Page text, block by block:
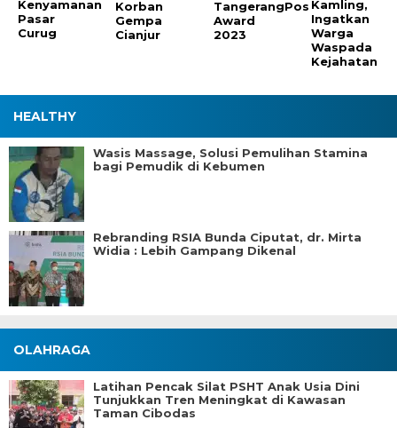
Kenyamanan
Pasar
Curug
Korban
Gempa
Cianjur
TangerangPos
Award
2023
Kamling,
Ingatkan
Warga
Waspada
Kejahatan
HEALTHY
Wasis Massage, Solusi Pemulihan Stamina
bagi Pemudik di Kebumen
Rebranding RSIA Bunda Ciputat, dr. Mirta
Widia : Lebih Gampang Dikenal
OLAHRAGA
Latihan Pencak Silat PSHT Anak Usia Dini
Tunjukkan Tren Meningkat di Kawasan
Taman Cibodas